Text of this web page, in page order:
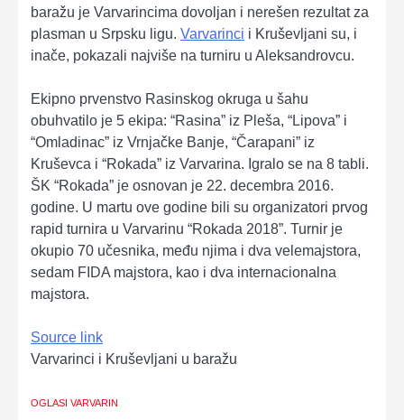
baražu je Varvarincima dovoljan i nerešen rezultat za
plasman u Srpsku ligu. Varvarinci i Kruševljani su, i
inače, pokazali najviše na turniru u Aleksandrovcu.
Ekipno prvenstvo Rasinskog okruga u šahu
obuhvatilo je 5 ekipa: “Rasina” iz Pleša, “Lipova” i
“Omladinac” iz Vrnjačke Banje, “Čarapani” iz
Kruševca i “Rokada” iz Varvarina. Igralo se na 8 tabli.
ŠK “Rokada” je osnovan je 22. decembra 2016.
godine. U martu ove godine bili su organizatori prvog
rapid turnira u Varvarinu “Rokada 2018”. Turnir je
okupio 70 učesnika, među njima i dva velemajstora,
sedam FIDA majstora, kao i dva internacionalna
majstora.
Source link
Varvarinci i Kruševljani u baražu
OGLASI VARVARIN